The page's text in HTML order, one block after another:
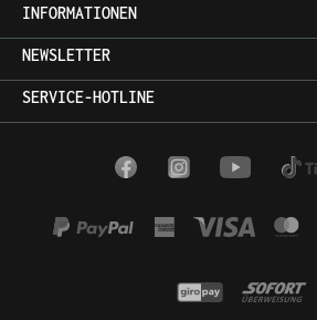
INFORMATIONEN
NEWSLETTER
SERVICE-HOTLINE